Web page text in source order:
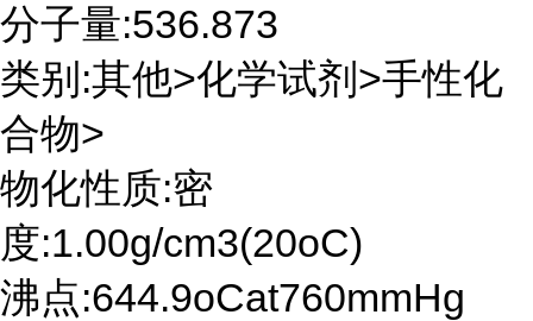
分子量:536.873
类别:其他>化学试剂>手性化
合物>
物化性质:密
度:1.00g/cm3(20oC)
沸点:644.9oCat760mmHg